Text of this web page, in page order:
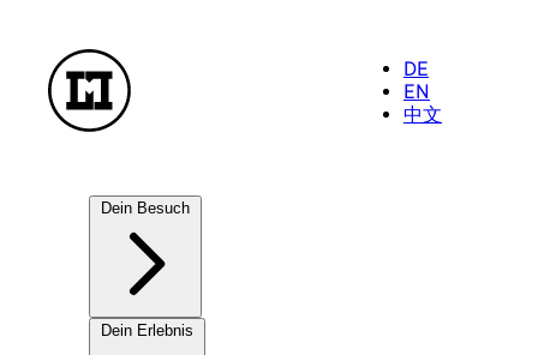
DE
EN
中文
Dein Besuch
Unsere Häuser
Dein Erlebnis